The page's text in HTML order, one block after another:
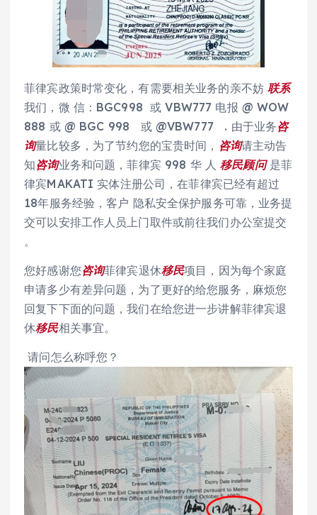
菲律宾政策时常变化，有需要相关业务的亲不妨联系
我们，微 信：BGC998 或 VBW777 电报 @ WOW
888 或 @ BGC 998 或 @VBW777 . 由于业务咨
询量比较多，为了节约您的宝贵时间， 咨询请主动告
知咨询业务和问题，菲律宾 998 华 人移民顾问是菲
律宾MAKATI 实体注册公司，在菲律宾已经有超过
18年服务经验，客户 隐私安全保护服务可靠，业务提
交可以安排工作人员上门取件或前往我们办公室提交
。
您好感谢您咨询菲律宾退休移民项目，因为每个家庭
申请多少有差异问题，为了更好的给您服务，麻烦您
回复下下面的问题，我们在给您进一步讲解菲律宾退
休移民相关事宜。
请问怎么称呼您？